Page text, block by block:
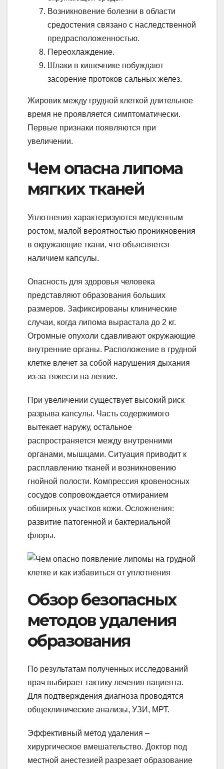
Возникновение болезни в области
средостения связано с наследственной
предрасположенностью.
Переохлаждение.
Шлаки в кишечнике побуждают
засорение протоков сальных желез.
Жировик между грудной клеткой длительное
время не проявляется симптоматически.
Первые признаки появляются при
увеличении.
Чем опасна липома
мягких тканей
Уплотнения характеризуются медленным
ростом, малой вероятностью проникновения
в окружающие ткани, что объясняется
наличием капсулы.
Опасность для здоровья человека
представляют образования больших
размеров. Зафиксированы клинические
случаи, когда липома вырастала до 2 кг.
Огромные опухоли сдавливают окружающие
внутренние органы. Расположение в грудной
клетке влечет за собой нарушения дыхания
из-за тяжести на легкие.
При увеличении существует высокий риск
разрыва капсулы. Часть содержимого
вытекает наружу, остальное
распространяется между внутренними
органами, мышцами. Ситуация приводит к
расплавлению тканей и возникновению
гнойной полости. Компрессия кровеносных
сосудов сопровождается отмиранием
обширных участков кожи. Осложнения:
развитие патогенной и бактериальной
флоры.
Обзор безопасных
методов удаления
образования
По результатам полученных исследований
врач выбирает тактику лечения пациента.
Для подтверждения диагноза проводятся
общеклинические анализы, УЗИ, МРТ.
Эффективный метод удаления –
хирургическое вмешательство. Доктор под
местной анестезией разрезает образование